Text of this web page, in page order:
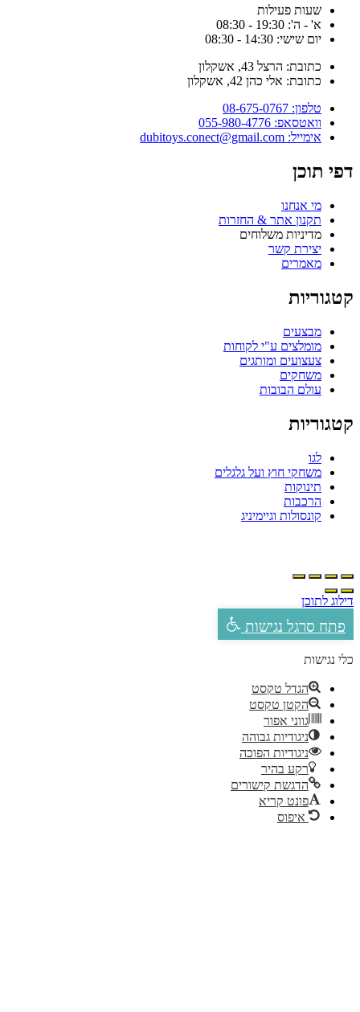
שעות פעילות
א' - ה': 19:30 - 08:30
יום שישי: 14:30 - 08:30
כתובת: הרצל 43, אשקלון
כתובת: אלי כהן 42, אשקלון
טלפון: 08-675-0767
וואטסאפ: 055-980-4776
אימייל: dubitoys.conect@gmail.com
תוכן
מי אנחנו
תקנון אתר & החזרות
מדיניות משלוחים
יצירת קשר
מאמרים
מבצעים
מומלצים ע"י לקוחות
צעצועים ומותגים
משחקים
עולם הבובות
לגו
משחקי חוץ ועל גלגלים
תינוקות
הרכבות
קונסולות וגיימיניג
לתוכן
פתח סרגל נגישות
נגישות
הגדל טקסט
הקטן טקסט
גווני אפור
ניגודיות גבוהה
ניגודיות הפוכה
רקע בהיר
הדגשת קישורים
פונט קריא
איפוס